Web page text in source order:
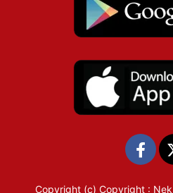
Copyright (c) Copyright :